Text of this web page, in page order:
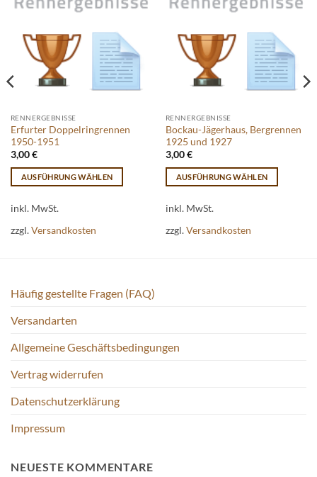
RENNERGEBNISSE
Erfurter Doppelringrennen
1950-1951
3,00€
AUSFÜHRUNG WÄHLEN
Produkt
mehrere
Optionen
auf
der
Produktseite
gewählt
inkl. MwSt.
zzgl.Versandkosten
RENNERGEBNISSE
Bockau-Jägerhaus, Bergrennen
1925 und 1927
3,00€
AUSFÜHRUNG WÄHLEN
Produkt
mehrere
Produktseite
inkl. MwSt.
zzgl.Versandkosten
Häufig gestellte Fragen (FAQ)
Versandarten
Allgemeine Geschäftsbedingungen
Vertrag widerrufen
Datenschutzerklärung
Impressum
NEUESTE KOMMENTARE